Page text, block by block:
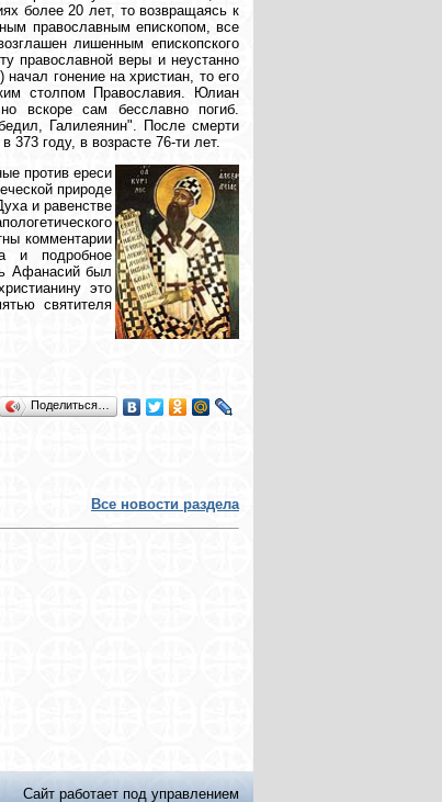
более 20 лет, то возвращаясь к
православным епископом, все
лишенным епископского
православной веры и неустанно
гонение на христиан, то его
столпом Православия. Юлиан
вскоре сам бесславно погиб.
Галилеянин". После смерти
году, в возрасте 76-ти лет.
против ереси
природе
и равенстве
комментарии
и подробное
Афанасий был
это
святителя
Поделиться…
Все новости раздела
Сайт работает под управлением